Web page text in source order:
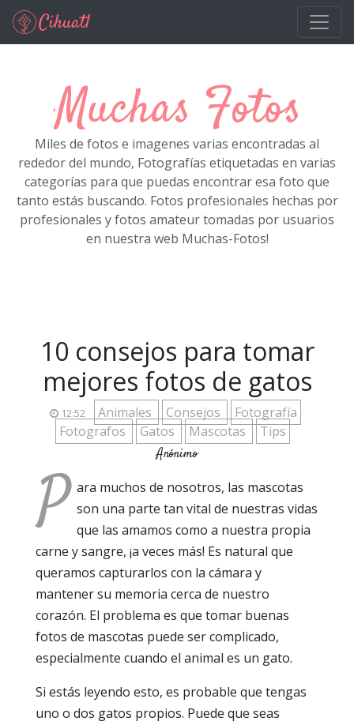
Ir al contenido principal
Muchas Fotos
Miles de fotos e imagenes varias encontradas al
rededor del mundo, Fotografías etiquetadas en varias
categorías para que puedas encontrar esa foto que
tanto estás buscando. Fotos profesionales hechas por
profesionales y fotos amateur tomadas por usuarios
en nuestra web Muchas-Fotos!
10 consejos para tomar
mejores fotos de gatos
12:52 Animales Consejos
Fotografía
Fotografos
Gatos Mascotas Tips
Anónimo
P ara muchos de nosotros, las mascotas
son una parte tan vital de nuestras vidas
que las amamos como a nuestra propia
carne y sangre, ¡a veces más! Es natural que
queramos capturarlos con la cámara y
mantener su memoria cerca de nuestro
corazón. El problema es que tomar buenas
fotos de mascotas puede ser complicado,
especialmente cuando el animal es un gato.
Si estás leyendo esto, es probable que tengas
uno o dos gatos propios. Puede que seas